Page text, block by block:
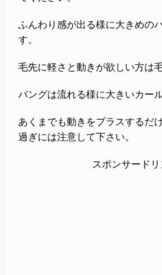
ふんわり感が出る様に大きめの
す。
毛先に軽さと動きが欲しい方は
バングは流れる様に大きいカー
あくまでも動きをプラスするだ
過ぎには注意して下さい。
スポンサードリ